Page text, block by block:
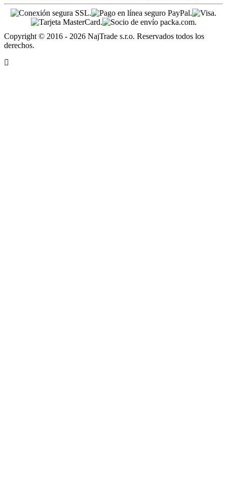
Copyright © 2016 - 2026 NajTrade s.r.o. Reservados todos los
derechos.